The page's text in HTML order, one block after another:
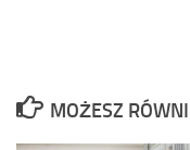
MOŻESZ